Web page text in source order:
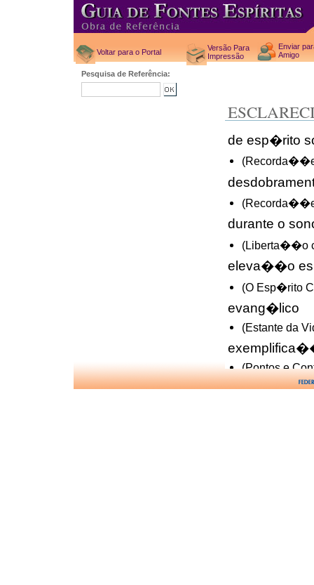
Voltar para o Portal
Versão Para
Impressão
Enviar
Amigo
Pesquisa de Referência:
de esp�rito
durante o
(Liberta��o
eleva��o
(O Esp�rito
evang�lico
(Estante da
(Pontos e
fim da Terra